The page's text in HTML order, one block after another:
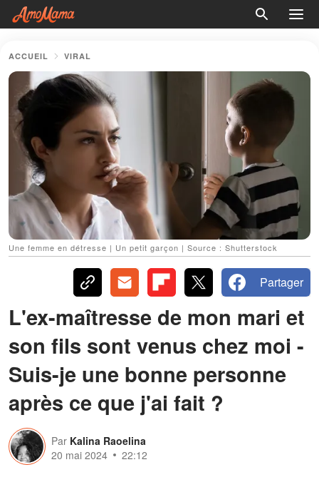
ACCUEIL VIRAL
Une femme en détresse | Un petit garçon | Source : Shutterstock
Partager
L'ex-maîtresse de mon mari et
son fils sont venus chez moi -
Suis-je une bonne personne
après ce que j'ai fait ?
Par Kalina Raoelina
20 mai 2024
22:12